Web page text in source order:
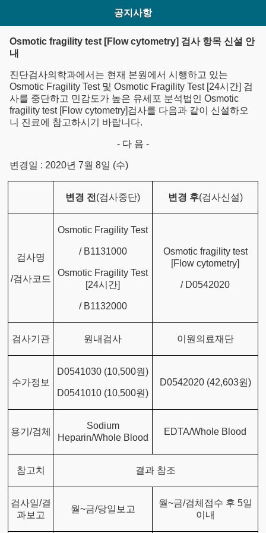
공지사항
Osmotic fragility test [Flow cytometry] 검사 항목 신설 안
내
진단검사의학과에서는 현재 본원에서 시행하고 있는
Osmotic Fragility Test 및 Osmotic Fragility Test [24시간] 검
사를 중단하고 민감도가 높은 유세포 분석법인 Osmotic
fragility test [Flow cytometry]검사를 다음과 같이 신설하오
니 진료에 참고하시기 바랍니다.
- 다 음 -
변경일 : 2020년 7월 8일 (수)
변경 전 (검사중단) 변경 후(검사신설)
검사명
/검사코드
Osmotic Fragility Test
/ B1131000
Osmotic Fragility Test
[24시간]
/ B1132000
Osmotic fragility test
[Flow cytometry]
/ D0542020
검사기관 원내검사 이원의료재단
수가정보
D0541030 (10,500원)
D0541010 (10,500원)
D0542020 (42,603원)
용기/검체
Sodium
Heparin/Whole Blood
EDTA/Whole Blood
참고치 결과 참조
검사일/결
과보고
월~금/당일보고
월~금/검체접수 후 5일
이내